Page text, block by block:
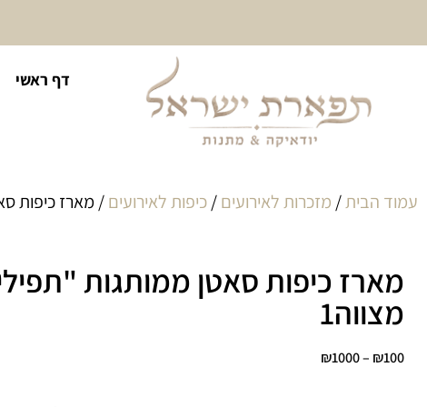
10% הנחה על כל קטגוריית
כיסוי לטלית ולתפילין דף ראשי
עמוד הבית/ מזכרות לאירועים/כיפות לאירועים/ מארז כיפות
מארז כיפות סאטן ממותגות
מצווה1
₪100
–
₪1000